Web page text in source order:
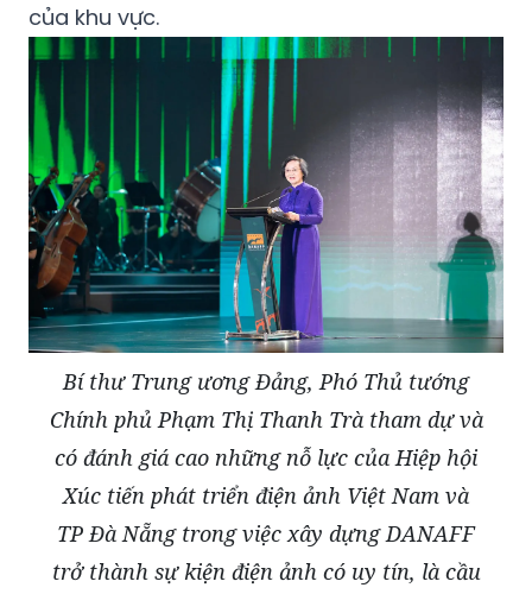
của khu vực.
Bí thư Trung ương Đảng, Phó Thủ tướng
Chính phủ Phạm Thị Thanh Trà tham dự và
có đánh giá cao những nỗ lực của Hiệp hội
Xúc tiến phát triển điện ảnh Việt Nam và
TP Đà Nẵng trong việc xây dựng DANAFF
trở thành sự kiện điện ảnh có uy tín, là cầu